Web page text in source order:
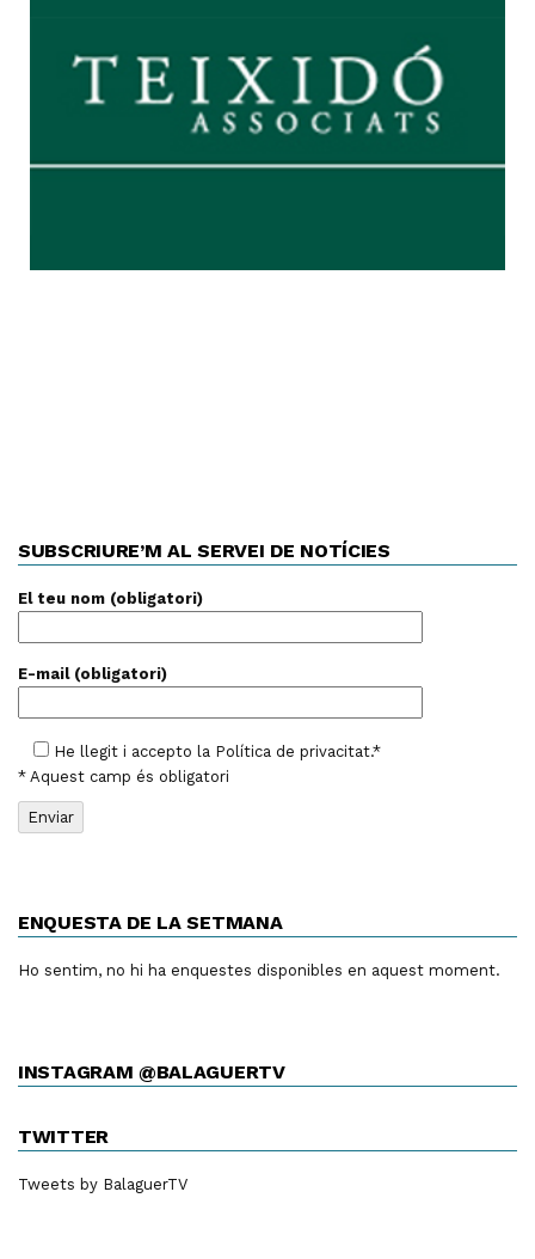
SUBSCRIURE’M AL SERVEI DE NOTÍCIES
El teu nom (obligatori)
E-mail (obligatori)
He llegit i accepto la Política de privacitat.*
* Aquest camp és obligatori
ENQUESTA DE LA SETMANA
Ho sentim, no hi ha enquestes disponibles en aquest moment.
INSTAGRAM @BALAGUERTV
TWITTER
Tweets by BalaguerTV